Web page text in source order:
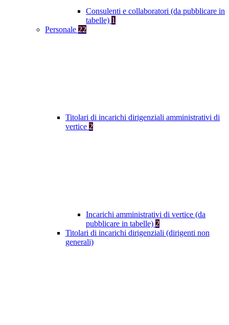
Consulenti e collaboratori (da pubblicare in
tabelle) 1
Personale 22
Titolari di incarichi dirigenziali amministrativi di
vertice 2
Incarichi amministrativi di vertice (da
pubblicare in tabelle) 2
Titolari di incarichi dirigenziali (dirigenti non
generali)